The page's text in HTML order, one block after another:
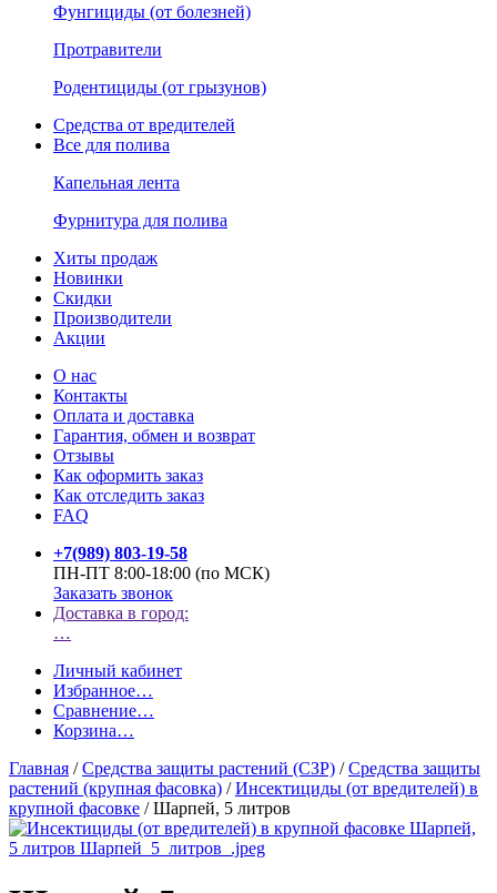
Фунгициды (от болезней)
Протравители
Родентициды (от грызунов)
Средства от вредителей
Все для полива
Капельная лента
Фурнитура для полива
Хиты продаж
Новинки
Скидки
Производители
Акции
О нас
Контакты
Оплата и доставка
Гарантия, обмен и возврат
Отзывы
Как оформить заказ
Как отследить заказ
FAQ
+7(989) 803-19-58
ПН-ПТ 8:00-18:00 (по МСК)
Заказать звонок
Доставка в город:
…
Личный кабинет
Избранное…
Сравнение…
Корзина…
Главная /Средства защиты растений (СЗР) /Средства защиты
растений (крупная фасовка) /Инсектициды (от вредителей) в
крупной фасовке /Шарпей, 5 литров